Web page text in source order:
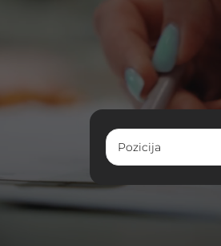
Pozicija